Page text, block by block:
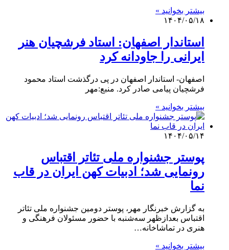
بیشتر بخوانید »
۱۴۰۴/۰۵/۱۸
استاندار اصفهان: استاد فرشچیان هنر
ایرانی را جاودانه کرد
اصفهان- استاندار اصفهان در پی درگذشت استاد محمود
فرشچیان پیامی صادر کرد. منبع:مهر
بیشتر بخوانید »
۱۴۰۴/۰۵/۱۴
پوستر جشنواره ملی تئاتر اقتباس
رونمایی شد؛ ادبیات کهن ایران در قاب
نما
به گزارش خبرنگار مهر، پوستر دومین جشنواره ملی تئاتر
اقتباس بعدازظهر سه‌شنبه با حضور مسئولان فرهنگی و
هنری در تماشاخانه…
بیشتر بخوانید »